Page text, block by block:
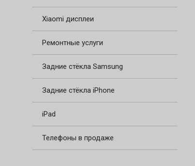
Xiaomi дисплеи
Ремонтные услуги
Задние стёкла Samsung
Задние стёкла iPhone
iPad
Телефоны в продаже